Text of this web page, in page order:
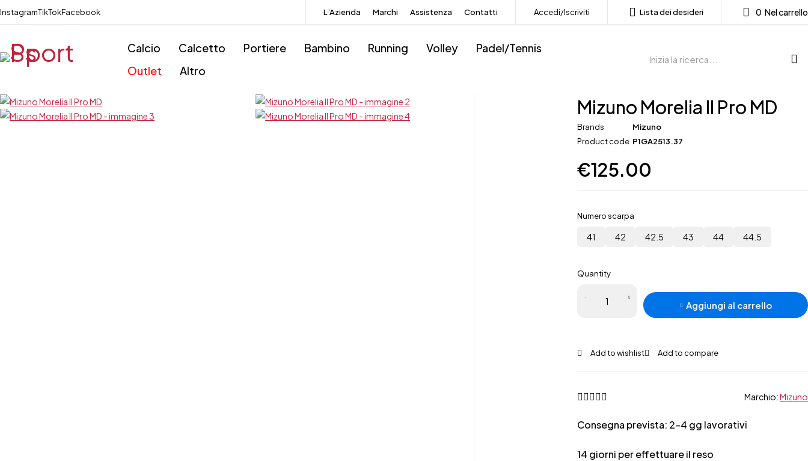
InstagramTikTokFacebook L’Azienda Marchi Assistenza Contatti Accedi/Iscriviti Lista dei desideri 0 Nel carrello
Calcio Calcetto Portiere Bambino Running Volley
Padel/Tennis
Outlet
Altro
Mizuno Morelia II Pro MD
Brands
Mizuno
Product code P1GA2513.37
€125.00
Numero scarpa
41 42 42.5 43 44 44.5
Quantity
Morelia II
Aggiungi al carrello
Marchio:Mizuno
Consegna prevista: 2-4 gg lavorativi
14 giorni per effettuare il reso